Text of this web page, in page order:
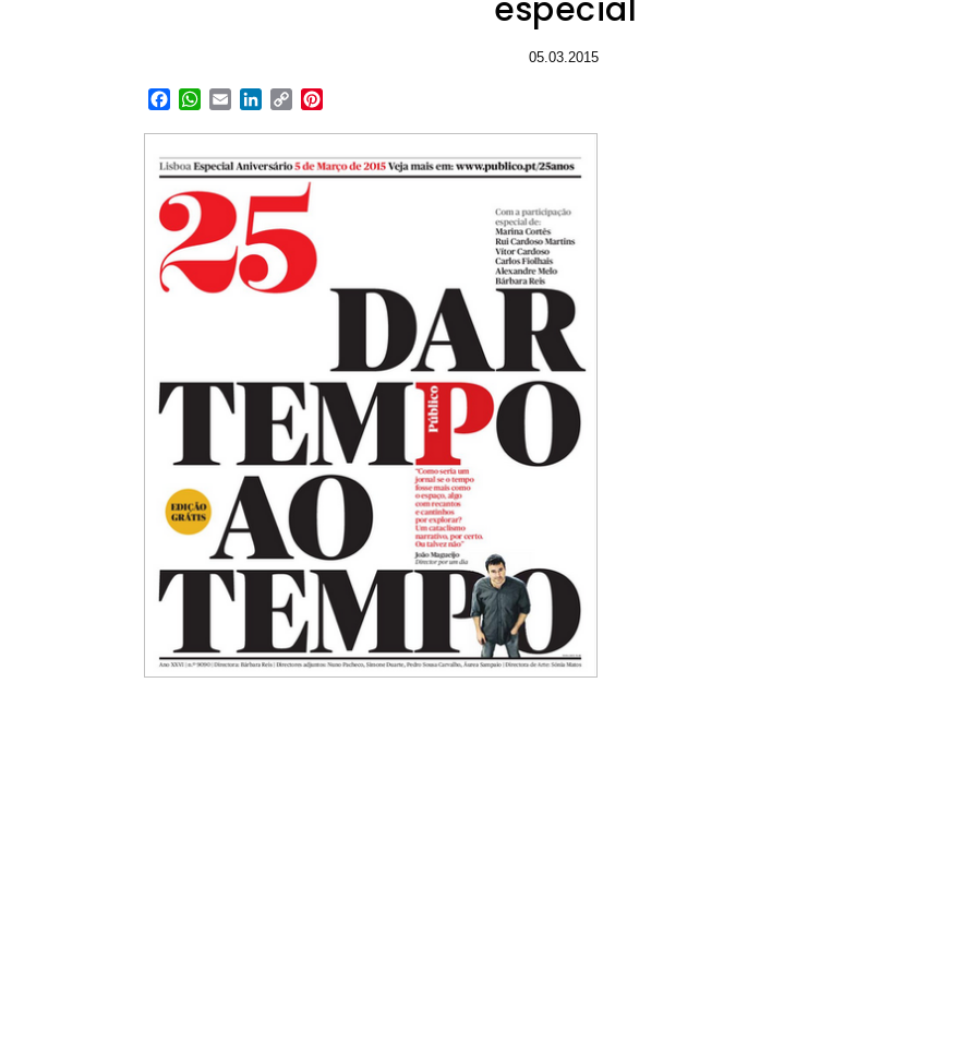
especial
05.03.2015
Facebook
WhatsApp
EmailLinkedIn
Copy